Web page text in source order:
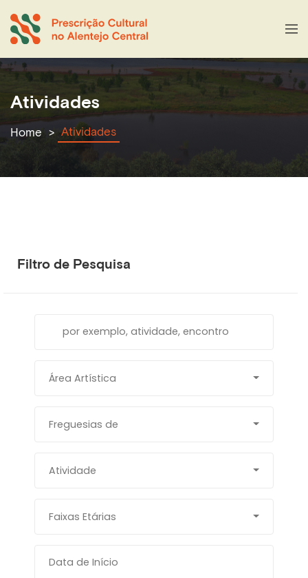
Atividades
Home Atividades
Filtro de Pesquisa
Área Artística
Freguesias de
Atividade
Faixas Etárias